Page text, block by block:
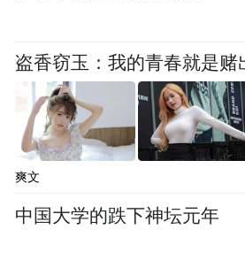
盗香窃玉：我的青春就是赌
爽文
中国大学的跌下神坛元年